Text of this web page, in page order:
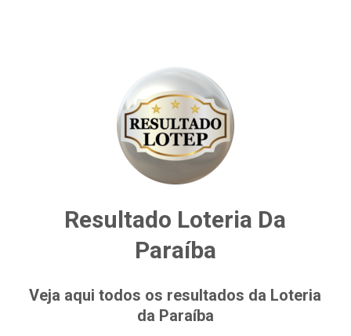
Resultado Loteria Da
Paraíba
Veja aqui todos os resultados da Loteria
da Paraíba